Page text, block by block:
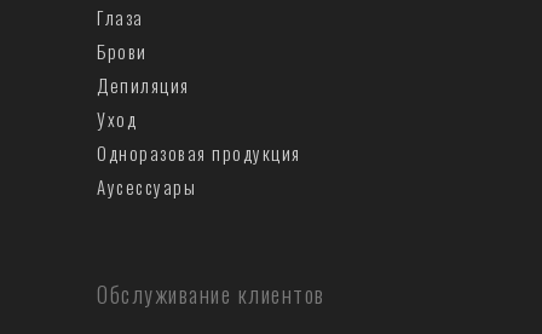
Глаза
Брови
Депиляция
Уход
Одноразовая продукция
Аусеccуары
Обслуживание клиентов